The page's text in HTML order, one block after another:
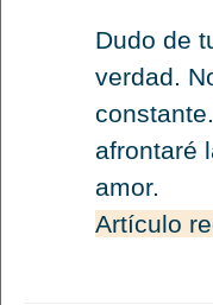
Dudo de
verdad.
afrontaré
amor.
Artículo